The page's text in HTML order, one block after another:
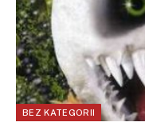
BEZ KATEGORII